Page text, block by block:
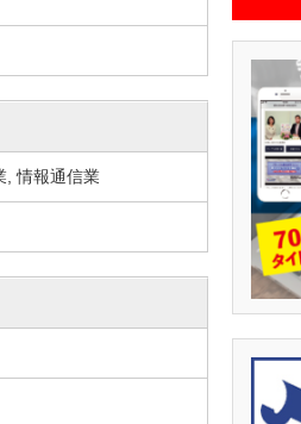
, 情報通信業